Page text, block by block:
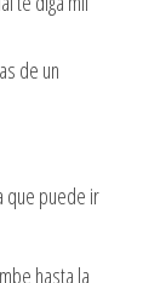
de un
que puede ir
hasta la